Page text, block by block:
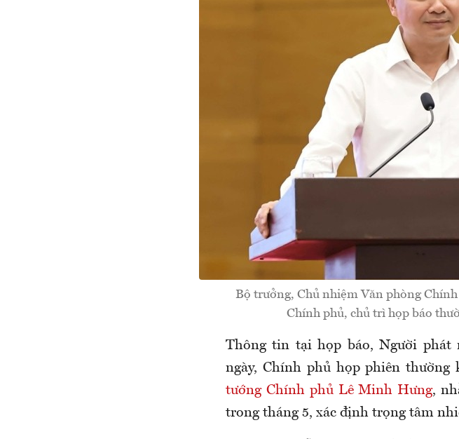
Bộ trưởng, Chủ nhiệm Văn phòng
Chính phủ, chủ trì họp báo
Thông tin tại họp báo, Người phát
ngày, Chính phủ họp phiên
tướng Chính phủ Lê Minh Hưng,
trong tháng 5, xác định trọng tâm